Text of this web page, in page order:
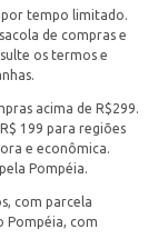
por tempo limitado.
de compras e
os termos e
acima de R$299.
199 para regiões
e econômica.
Pompéia.
com parcela
Pompéia, com